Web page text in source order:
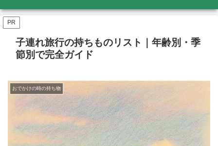
PR
子連れ旅行の持ちものリスト｜年齢別・季
節別で完全ガイド
おでかけの時の持ち物